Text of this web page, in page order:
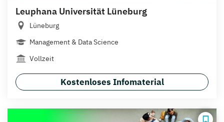
Leuphana Universität Lüneburg
Lüneburg
Management & Data Science
Vollzeit
Kostenloses Infomaterial